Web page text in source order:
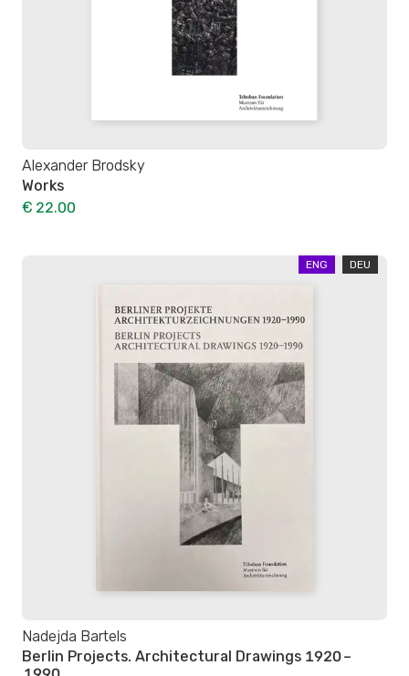
Alexander Brodsky
Works
€ 22.00
ENG DEU
Nadejda Bartels
Berlin Projects. Architectural Drawings 1920 –